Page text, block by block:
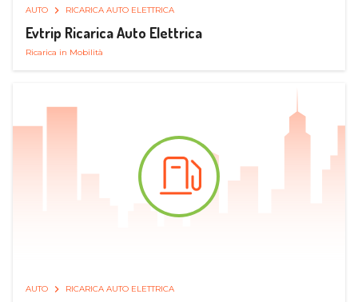
AUTO RICARICA AUTO ELETTRICA
Evtrip Ricarica Auto Elettrica
Ricarica in Mobilità
AUTO RICARICA AUTO ELETTRICA